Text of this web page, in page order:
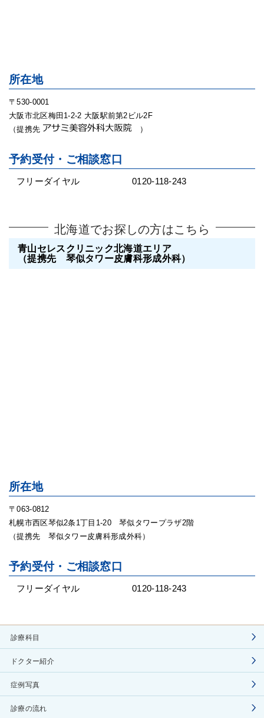
所在地
〒530-0001
大阪市北区梅田1-2-2 大阪駅前第2ビル2F
（提携先
）
予約受付・ご相談窓口
フリーダイヤル 0120-118-243
北海道でお探しの方はこちら
青山セレスクリニック北海道エリア
（提携先 琴似タワー皮膚科形成外科）
所在地
〒063-0812
札幌市西区琴似2条1丁目1-20 琴似タワープラザ2階
（提携先 琴似タワー皮膚科形成外科）
予約受付・ご相談窓口
フリーダイヤル 0120-118-243
診療科目
ドクター紹介
症例写真
診療の流れ